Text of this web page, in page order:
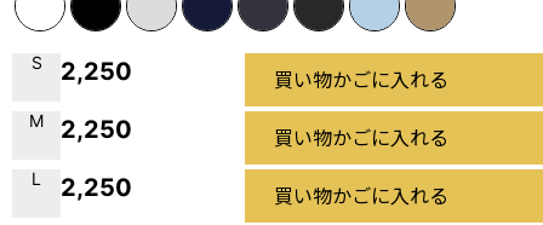
S 2,250 買い物かごに入れる
M 2,250 買い物かごに入れる
L 2,250 買い物かごに入れる